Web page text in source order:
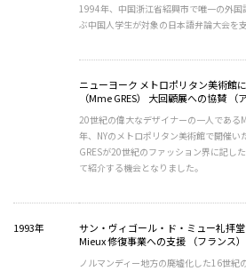
1994年、中国浙江省紹興市で唯一の外
ぶ中国人学生が対象の日本語弁論大会を
ニューヨーク メトロポリタン美術館
（Mme GRES） 大回顧展への協賛 （
20世紀の偉大なデザイナーの一人である
年、NYのメトロポリタン美術館で開催い
GRESが20世紀のファッション界に記し
て紹介する機会となりました。
1993年
サン・ヴィゴール・ド・ミュー礼拝
Mieux 修復事業への支援 （フランス）
ノルマンディー地方の廃墟化した16世紀